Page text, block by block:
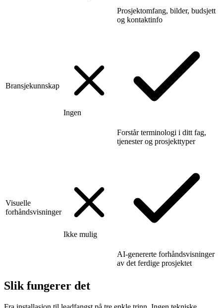
Prosjektomfang, bilder, budsjett
og kontaktinfo
Bransjekunnskap
Ingen
Forstår terminologi i ditt fag,
tjenester og prosjekttyper
Visuelle
forhåndsvisninger
Ikke mulig
AI-genererte forhåndsvisninger
av det ferdige prosjektet
Slik fungerer det